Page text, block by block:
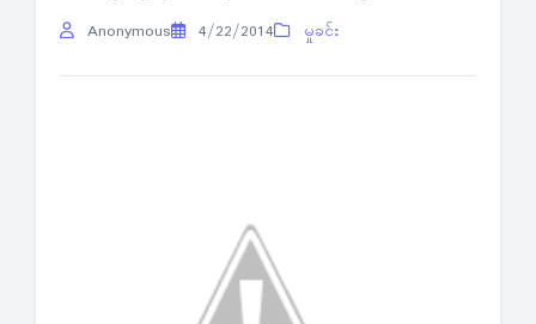
Anonymous 4/22/2014 မှုခင်း